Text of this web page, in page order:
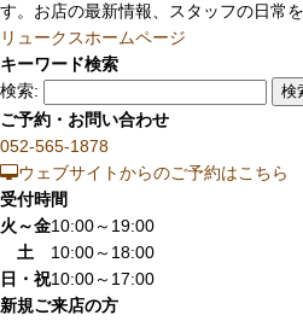
す。お店の最新情報、スタッフの日常
リュークスホームページ
キーワード検索
検索:
ご予約・お問い合わせ
052-565-1878
ウェブサイトからのご予約はこちら
受付時間
火～金10:00～19:00
土
10:00～18:00
日・祝10:00～17:00
新規ご来店の方